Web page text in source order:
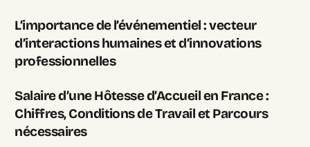
L’importance de l’événementiel : vecteur
d’interactions humaines et d’innovations
professionnelles
Salaire d’une Hôtesse d’Accueil en France :
Chiffres, Conditions de Travail et Parcours
nécessaires